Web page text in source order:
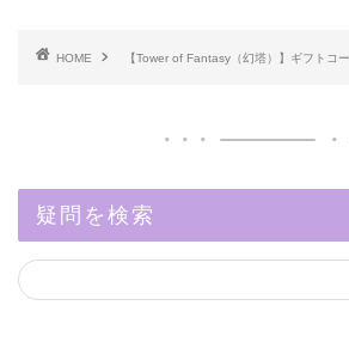
HOME 【Tower of Fantasy（幻塔）】ギフトコ
疑問を検索